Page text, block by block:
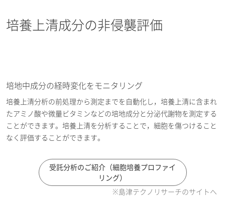
培養上清成分の非侵襲評価
培地中成分の経時変化をモニタリング
培養上清分析の前処理から測定までを自動化し，培養上清に含まれ
たアミノ酸や微量ビタミンなどの培地成分と分泌代謝物を測定する
ことができます。培養上清を分析することで，細胞を傷つけること
なく評価することができます。
受託分析のご紹介（細胞培養プロファイ
リング）
※島津テクノリサーチのサイトへ